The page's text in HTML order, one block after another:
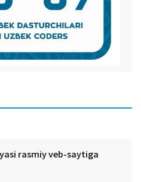
rasmiy veb-saytiga